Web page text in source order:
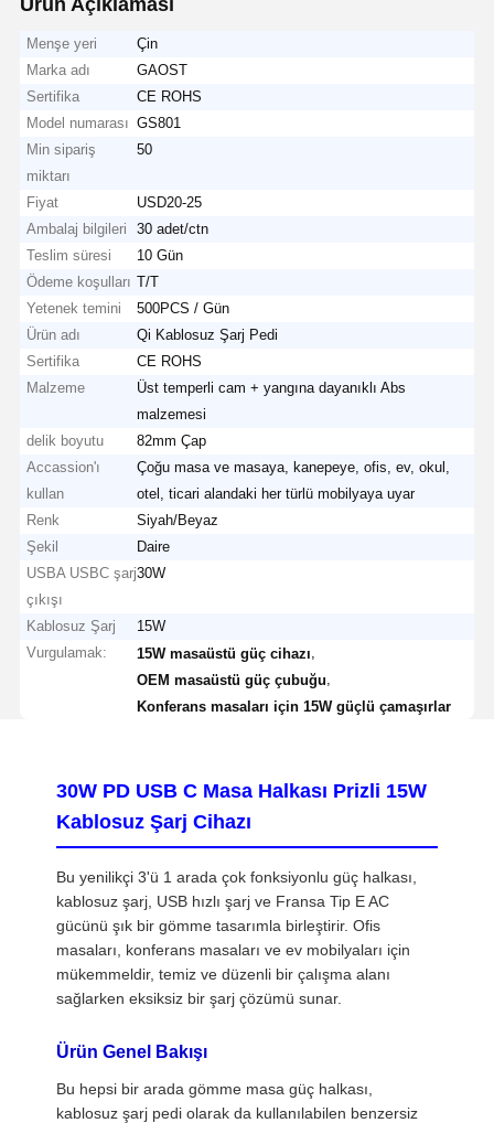
Menşe yeri
Çin
Marka adı
GAOST
Sertifika
CE ROHS
Model numarası GS801
Min sipariş
miktarı
50
Fiyat
USD20-25
Ambalaj bilgileri
30 adet/ctn
Teslim süresi
10 Gün
Ödeme koşulları T/T
Yetenek temini
500PCS / Gün
Ürün adı
Qi Kablosuz Şarj Pedi
Sertifika
CE ROHS
Malzeme
Üst temperli cam + yangına dayanıklı Abs
malzemesi
delik boyutu
82mm Çap
Accassion'ı
kullan
Çoğu masa ve masaya, kanepeye, ofis, ev, okul,
otel, ticari alandaki her türlü mobilyaya uyar
Renk
Siyah/Beyaz
Şekil
Daire
USBA USBC şarj
çıkışı
30W
Kablosuz Şarj
15W
Vurgulamak:
15W masaüstü güç cihazı
OEM masaüstü güç çubuğu
Konferans masaları için 15W güçlü çamaşırlar
30W PD USB C Masa Halkası Prizli 15W
Kablosuz Şarj Cihazı
Bu yenilikçi 3'ü 1 arada çok fonksiyonlu güç halkası,
kablosuz şarj, USB hızlı şarj ve Fransa Tip E AC
gücünü şık bir gömme tasarımla birleştirir. Ofis
masaları, konferans masaları ve ev mobilyaları için
mükemmeldir, temiz ve düzenli bir çalışma alanı
sağlarken eksiksiz bir şarj çözümü sunar.
Ürün Genel Bakışı
Bu hepsi bir arada gömme masa güç halkası,
kablosuz şarj pedi olarak da kullanılabilen benzersiz